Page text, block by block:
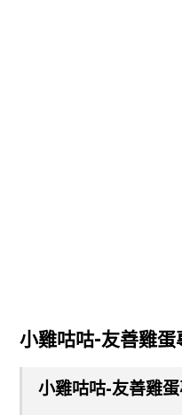
小雞咕咕-友善雞
小雞咕咕-友善雞